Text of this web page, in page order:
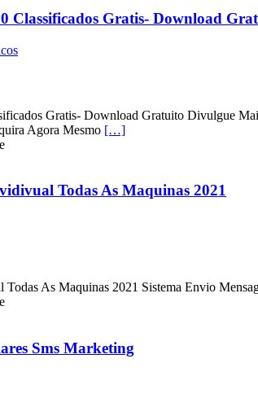
Classificados Gratis- Download
Gratis- Download Gratuito Divulgue
Agora Mesmo […]
Todas As Maquinas 2021
As Maquinas 2021 Sistema Envio
Sms Marketing